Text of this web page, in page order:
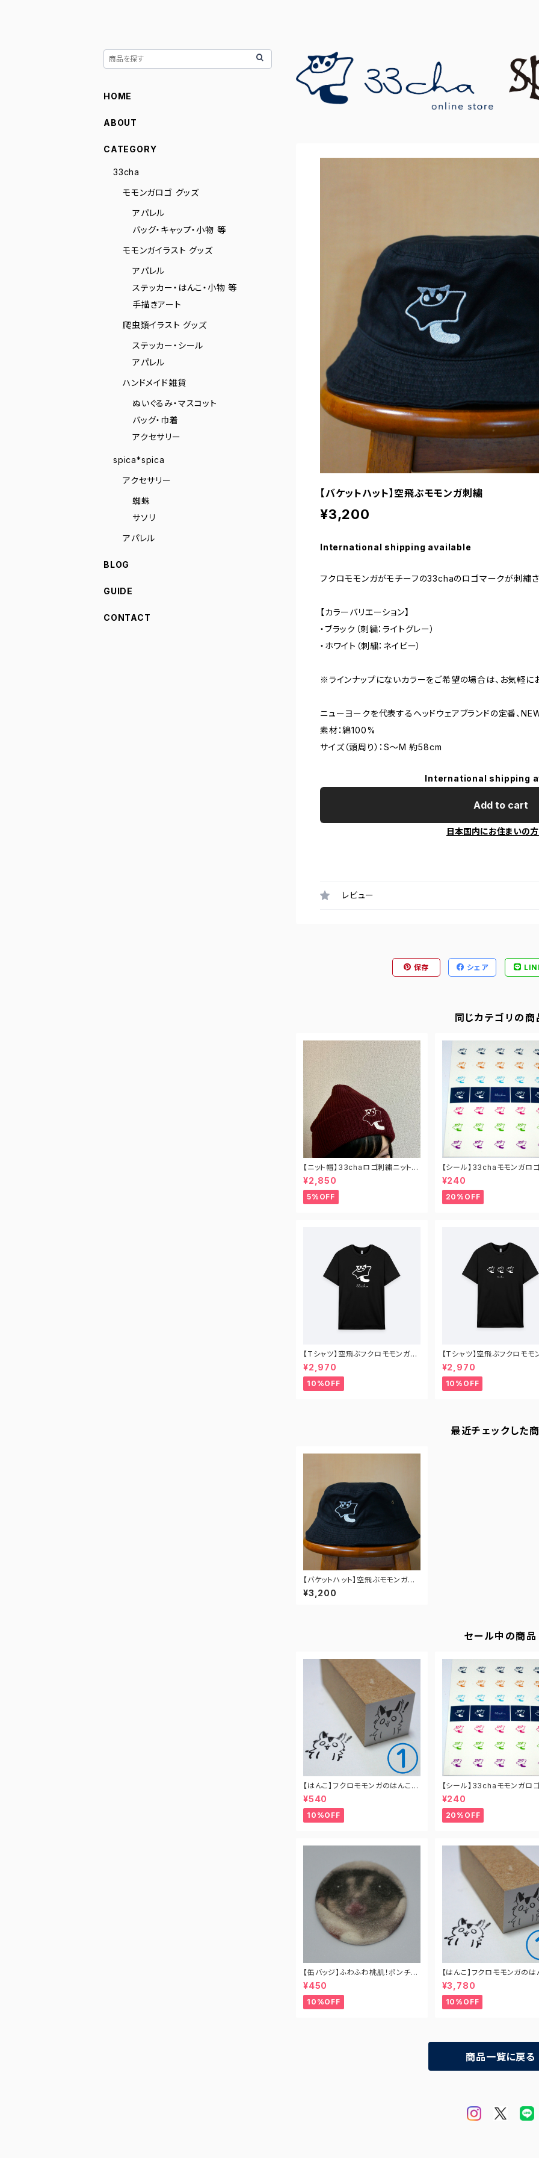
【バケットハット】空飛ぶモモンガ刺繍
¥3,200
International shipping available
フクロモモンガがモチーフの33chaのロゴマークが刺繍さ
【カラーバリエーション】
・ブラック（刺繍：ライトグレー）
・ホワイト（刺繍：ネイビー）
※ラインナップにないカラーをご希望の場合は、お気軽に
ニューヨークを代表するヘッドウェアブランドの定番、
素材：綿100%
サイズ（頭周り）：S～M 約58cm
International shipping
Add to cart
日本国内にお住まいの
レビュー
保存 シェア
同じカテゴリの商
【ニット帽】33chaロゴ刺繍ニット帽
（全4色）
¥2,850
5%OFF
【シール】33chaモモンガロ
クリアシール
¥240
20%OFF
【Tシャツ】空飛ぶフクロモモンガ
《ブラック×白ロゴ》
¥2,970
10%OFF
【Tシャツ】空飛ぶフクロモモ
び《ブラック×白ロゴ》
¥2,970
10%OFF
最近チェックした
【バケットハット】空飛ぶモモンガ刺
繍
¥3,200
セール中の商品
【はんこ】フクロモモンガのはんこ
（全8種）
¥540
10%OFF
【シール】33chaモモンガロ
クリアシール
¥240
20%OFF
【缶バッジ】ふわふわ桃肌！ポンチョ
を被ったミミ店長
¥450
10%OFF
【はんこ】フクロモモンガのは
（全8種コンプリートセット）
¥3,780
10%OFF
商品一覧に戻る
HOME
ABOUT
CATEGORY
33cha
モモンガロゴ グッズ
アパレル
バッグ・キャップ・小物 等
モモンガイラスト グッズ
アパレル
ステッカー・はんこ・小物 等
手描きアート
爬虫類イラスト グッズ
ステッカー・シール
アパレル
ハンドメイド雑貨
ぬいぐるみ・マスコット
バッグ・巾着
アクセサリー
spica*spica
アクセサリー
蜘蛛
サソリ
アパレル
BLOG
GUIDE
CONTACT